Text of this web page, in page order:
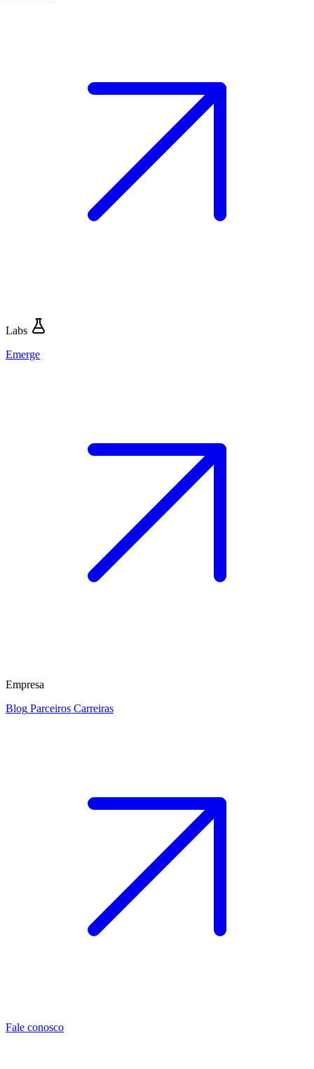
Labs
Emerge
Empresa
Blog Parceiros Carreiras
Fale conosco